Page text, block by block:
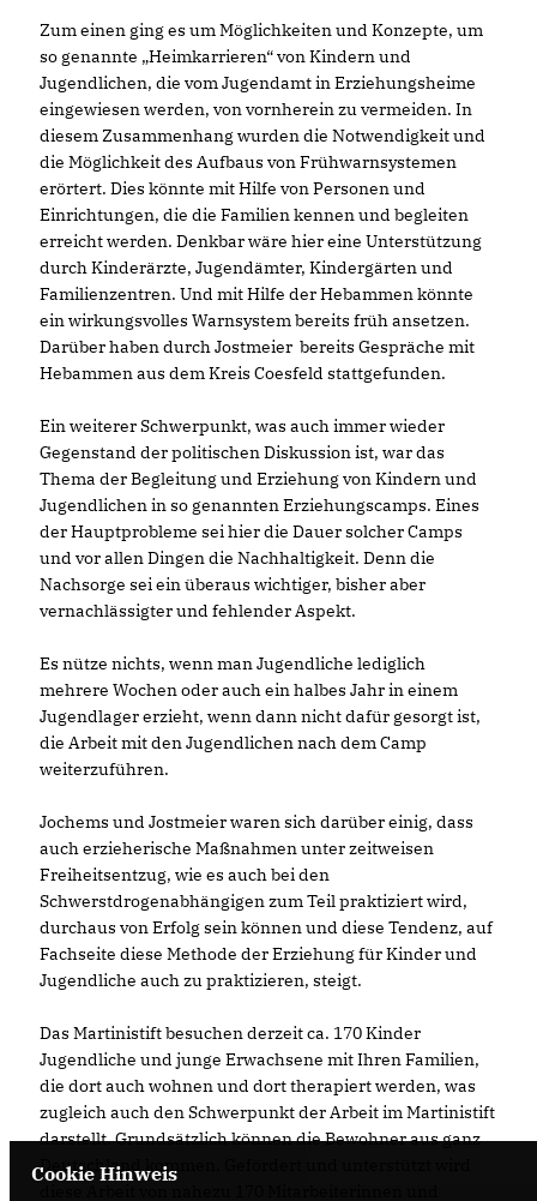
Zum einen ging es um Möglichkeiten und Konzepte, um
so genannte „Heimkarrieren“ von Kindern und
Jugendlichen, die vom Jugendamt in Erziehungsheime
eingewiesen werden, von vornherein zu vermeiden. In
diesem Zusammenhang wurden die Notwendigkeit und
die Möglichkeit des Aufbaus von Frühwarnsystemen
erörtert. Dies könnte mit Hilfe von Personen und
Einrichtungen, die die Familien kennen und begleiten
erreicht werden. Denkbar wäre hier eine Unterstützung
durch Kinderärzte, Jugendämter, Kindergärten und
Familienzentren. Und mit Hilfe der Hebammen könnte
ein wirkungsvolles Warnsystem bereits früh ansetzen.
Darüber haben durch Jostmeier bereits Gespräche mit
Hebammen aus dem Kreis Coesfeld stattgefunden.
Ein weiterer Schwerpunkt, was auch immer wieder
Gegenstand der politischen Diskussion ist, war das
Thema der Begleitung und Erziehung von Kindern und
Jugendlichen in so genannten Erziehungscamps. Eines
der Hauptprobleme sei hier die Dauer solcher Camps
und vor allen Dingen die Nachhaltigkeit. Denn die
Nachsorge sei ein überaus wichtiger, bisher aber
vernachlässigter und fehlender Aspekt.
Es nütze nichts, wenn man Jugendliche lediglich
mehrere Wochen oder auch ein halbes Jahr in einem
Jugendlager erzieht, wenn dann nicht dafür gesorgt ist,
die Arbeit mit den Jugendlichen nach dem Camp
weiterzuführen.
Jochems und Jostmeier waren sich darüber einig, dass
auch erzieherische Maßnahmen unter zeitweisen
Freiheitsentzug, wie es auch bei den
Schwerstdrogenabhängigen zum Teil praktiziert wird,
durchaus von Erfolg sein können und diese Tendenz, auf
Fachseite diese Methode der Erziehung für Kinder und
Jugendliche auch zu praktizieren, steigt.
Das Martinistift besuchen derzeit ca. 170 Kinder
Jugendliche und junge Erwachsene mit Ihren Familien,
die dort auch wohnen und dort therapiert werden, was
zugleich auch den Schwerpunkt der Arbeit im Martinistift
darstellt. Grundsätzlich können die Bewohner aus ganz
Deutschland kommen. Gefördert und unterstützt wird
Cookie Hinweis